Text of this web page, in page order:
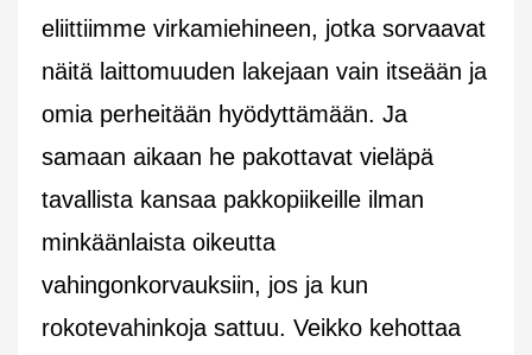
eliittiimme virkamiehineen, jotka sorvaavat
näitä laittomuuden lakejaan vain itseään ja
omia perheitään hyödyttämään. Ja
samaan aikaan he pakottavat vieläpä
tavallista kansaa pakkopiikeille ilman
minkäänlaista oikeutta
vahingonkorvauksiin, jos ja kun
rokotevahinkoja sattuu. Veikko kehottaa